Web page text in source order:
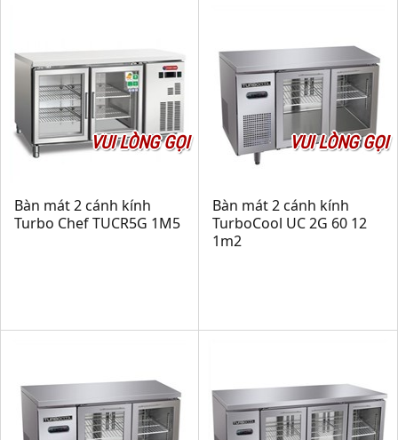
VUI LÒNG GỌI
Bàn mát 2 cánh kính
Turbo Chef TUCR5G 1M5
VUI LÒNG GỌI
Bàn mát 2 cánh kính
TurboCool UC 2G 60 12
1m2